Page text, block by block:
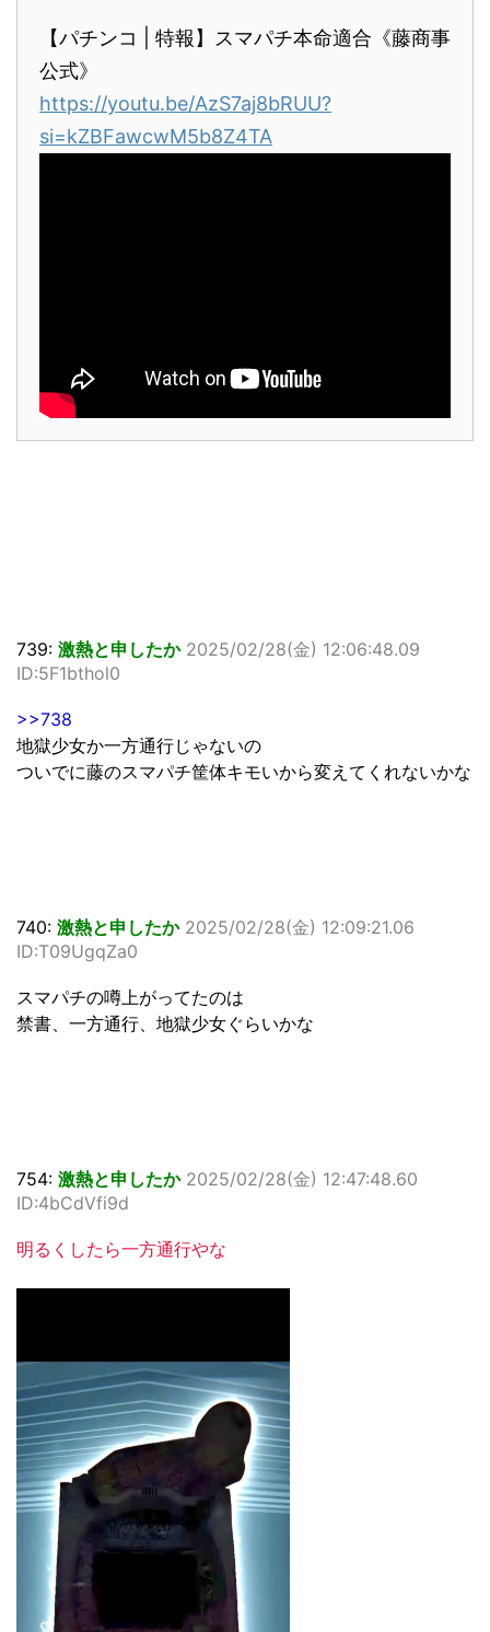
【パチンコ | 特報】スマパチ本命適合《藤商事
公式》
https://youtu.be/AzS7aj8bRUU?
si=kZBFawcwM5b8Z4TA
739: 激熱と申したか 2025/02/28(金) 12:06:48.09
ID:5F1bthol0
>>738
地獄少女か一方通行じゃないの
ついでに藤のスマパチ筐体キモいから変えてくれないかな
740: 激熱と申したか 2025/02/28(金) 12:09:21.06
ID:T09UgqZa0
スマパチの噂上がってたのは
禁書、一方通行、地獄少女ぐらいかな
754: 激熱と申したか 2025/02/28(金) 12:47:48.60
ID:4bCdVfi9d
明るくしたら一方通行やな